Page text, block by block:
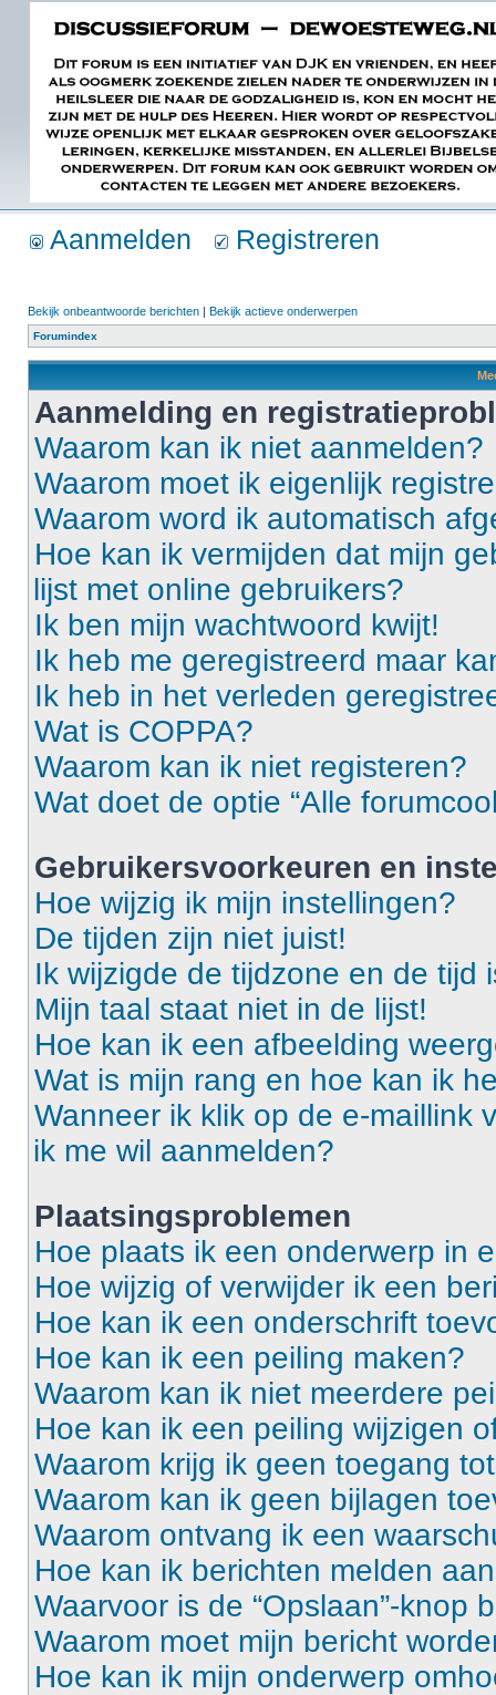
Aanmelden Registreren
Bekijk onbeantwoorde berichten | Bekijk actieve onderwerpen
Forumindex
Aanmelding en
Waarom kan ik niet aanmelden?
Waarom moet ik eigenlijk
Waarom word ik automatisch
Hoe kan ik vermijden dat mijn
lijst met online gebruikers?
Ik ben mijn wachtwoord kwijt!
Ik heb me geregistreerd maar
Ik heb in het verleden
Wat is COPPA?
Waarom kan ik niet registeren?
Wat doet de optie “Alle
Gebruikersvoorkeuren en
Hoe wijzig ik mijn instellingen?
De tijden zijn niet juist!
Ik wijzigde de tijdzone en de tijd
Mijn taal staat niet in de lijst!
Hoe kan ik een afbeelding
Wat is mijn rang en hoe kan ik
Wanneer ik klik op de e-maillink
ik me wil aanmelden?
Plaatsingsproblemen
Hoe plaats ik een onderwerp in
Hoe wijzig of verwijder ik een
Hoe kan ik een onderschrift
Hoe kan ik een peiling maken?
Waarom kan ik niet meerdere
Hoe kan ik een peiling wijzigen
Waarom krijg ik geen toegang
Waarom kan ik geen bijlagen
Waarom ontvang ik een
Hoe kan ik berichten melden
Waarvoor is de “Opslaan”-knop
Waarom moet mijn bericht
Hoe kan ik mijn onderwerp